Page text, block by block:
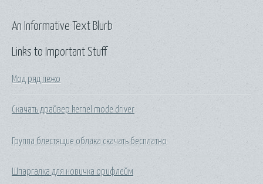
Links to Important Stuff
Мод ряд пежо
Скачать драйвер kernel mode driver
Группа блестящие облака скачать бесплатно
Шпаргалка для новичка орифлейм
An Informative Text Blurb